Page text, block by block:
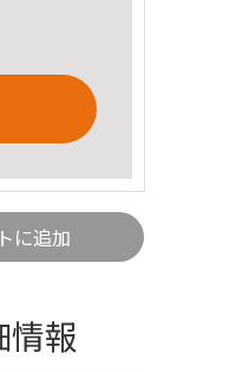
に追加
情報